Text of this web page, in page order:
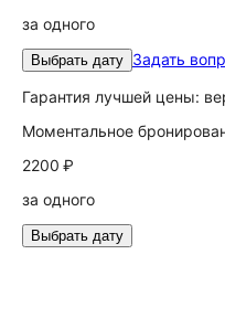
за одного
Выбрать дату Задать
Гарантия лучшей цены:
Моментальное
2200 ₽
за одного
Выбрать дату